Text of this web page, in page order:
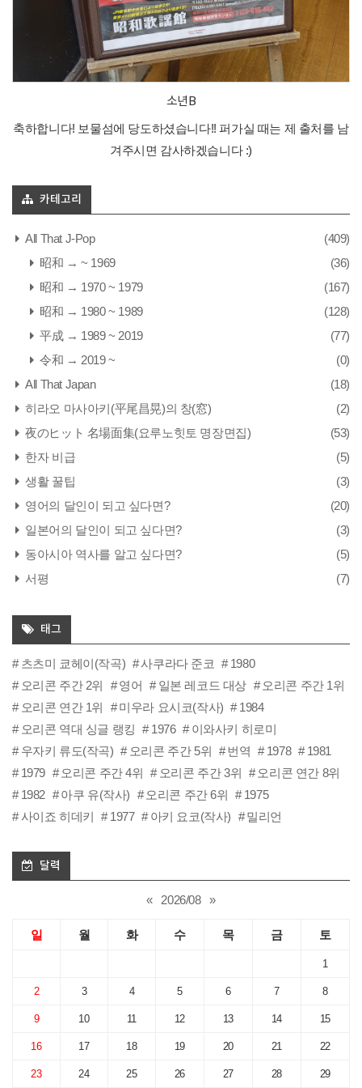
소년B
축하합니다! 보물섬에 당도하셨습니다!! 퍼가실 때는 제 출처를 남
겨주시면 감사하겠습니다 :)
카테고리
All That J-Pop
(409)
昭和 → ~ 1969
(36)
昭和 → 1970 ~ 1979
(167)
昭和 → 1980 ~ 1989
(128)
平成 → 1989 ~ 2019
(77)
令和 → 2019 ~
(0)
All That Japan
(18)
히라오 마사아키(平尾昌晃)의 창(窓)
(2)
夜のヒット 名場面集(요루노힛토 명장면집)
(53)
한자 비급
(5)
생활 꿀팁
(3)
영어의 달인이 되고 싶다면?
(20)
일본어의 달인이 되고 싶다면?
(3)
동아시아 역사를 알고 싶다면?
(5)
서평
(7)
태그
츠츠미 쿄헤이(작곡) 사쿠라다 준코
1980
오리콘 주간 2위
영어 일본 레코드 대상
오리콘 주간 1위
오리콘 연간 1위
미우라 요시코(작사)
1984
오리콘 역대 싱글 랭킹
1976
이와사키 히로미
우자키 류도(작곡)
오리콘 주간 5위 번역 1978
1981
1979
오리콘 주간 4위 오리콘 주간 3위
오리콘 연간 8위
1982
아쿠 유(작사) 오리콘 주간 6위
1975
사이죠 히데키
1977 아키 요코(작사) 밀리언
달력
« 2026/08 »
일 월 화 수 목 금 토
1
2 3 4 5 6 7 8
9 10 11 12 13 14 15
16 17 18 19 20 21 22
23 24 25 26 27 28 29